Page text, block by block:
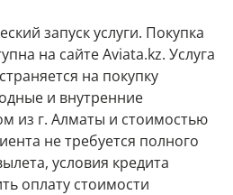
запуск услуги. Покупка
на сайте Aviata.kz. Услуга
на покупку
и внутренние
из г. Алматы и стоимостью
не требуется полного
условия кредита
оплату стоимости